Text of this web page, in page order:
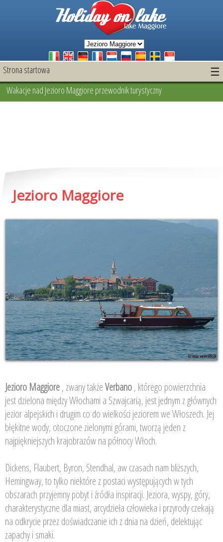
Strona startowa ☰
Wakacje nad Jezioro Maggiore przewodnik turystyczny
Jezioro Maggiore
Jezioro Maggiore, zwany takżeVerbano, którego powierzchnia
jest dzielona między Włochami a Szwajcarią, jest jednym z głównych
jezior alpejskich i drugim co do wielkości jeziorem we Włoszech. Jej
błękitne wody, otoczone zielonymi górami, tworzą jeden z
najpiękniejszych krajobrazów na północy Włoch.
Dickens, Flaubert, Byron, Stendhal, aw czasach nam bliższych,
Hemingway, to tylko niektóre z postaci występujących w tych
obszarach przyjemny pobyt i źródła inspiracji. Jeziora, wyspy, góry,
charakterystyczne dla miast, arcydzieła człowieka i przyrody czekają
na odkrycie przez doświadczanie ich z dnia na dzień, delektując
zapachy i smaki.